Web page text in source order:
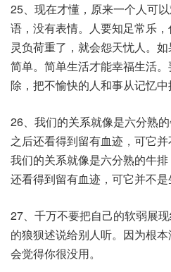
25、现在才懂，原来一个人可
语，没有表情。人要知足常乐
灵负荷重了，就会怨天忧人。
简单。简单生活才能幸福生活
除，把不愉快的人和事从记忆中
26、我们的关系就像是六分熟
之后还看得到留有血迹，可它并
我们的关系就像是六分熟的牛
还看得到留有血迹，可它并不是
27、千万不要把自己的软弱展
的狼狈述说给别人听。因为根
会觉得你很没用。